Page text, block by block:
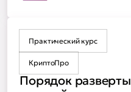
Практический курс
КриптоПро
Порядок